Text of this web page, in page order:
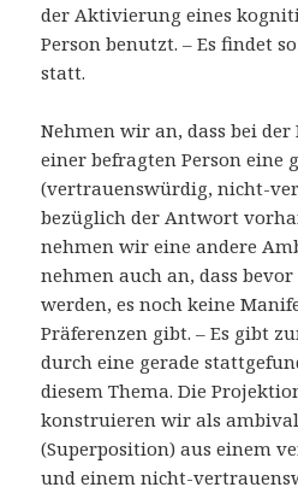
der Aktivierung eines
Person benutzt. – Es findet
statt.
Nehmen wir an, dass bei
einer befragten Person eine
(vertrauenswürdig, nicht-
bezüglich der Antwort
nehmen wir eine andere
nehmen auch an, dass
werden, es noch keine
Präferenzen gibt. – Es gibt
durch eine gerade
diesem Thema. Die
konstruieren wir als
(Superposition) aus einem
und einem nicht-